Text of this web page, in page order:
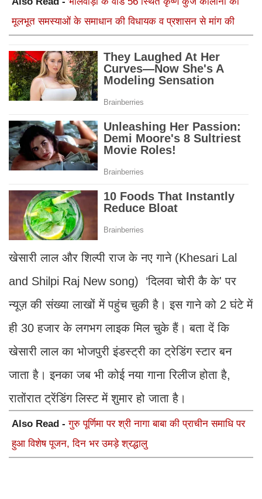
मूलभूत समस्याओं के समाधान की विधायक व प्रशासन से मांग की
खेसारी लाल और शिल्पी राज के नए गाने (Khesari Lal
and Shilpi Raj New song) ‘दिलवा चोरी कै के' पर
न्यूज़ की संख्या लाखों में पहुंच चुकी है। इस गाने को 2 घंटे में
ही 30 हजार के लगभग लाइक मिल चुके हैं। बता दें कि
खेसारी लाल का भोजपुरी इंडस्ट्री का ट्रेडिंग स्टार बन
जाता है। इनका जब भी कोई नया गाना रिलीज होता है,
रातोंरात ट्रेंडिंग लिस्ट में शुमार हो जाता है।
Also Read -गुरु पूर्णिमा पर श्री नागा बाबा की प्राचीन समाधि पर
हुआ विशेष पूजन, दिन भर उमड़े श्रद्धालु